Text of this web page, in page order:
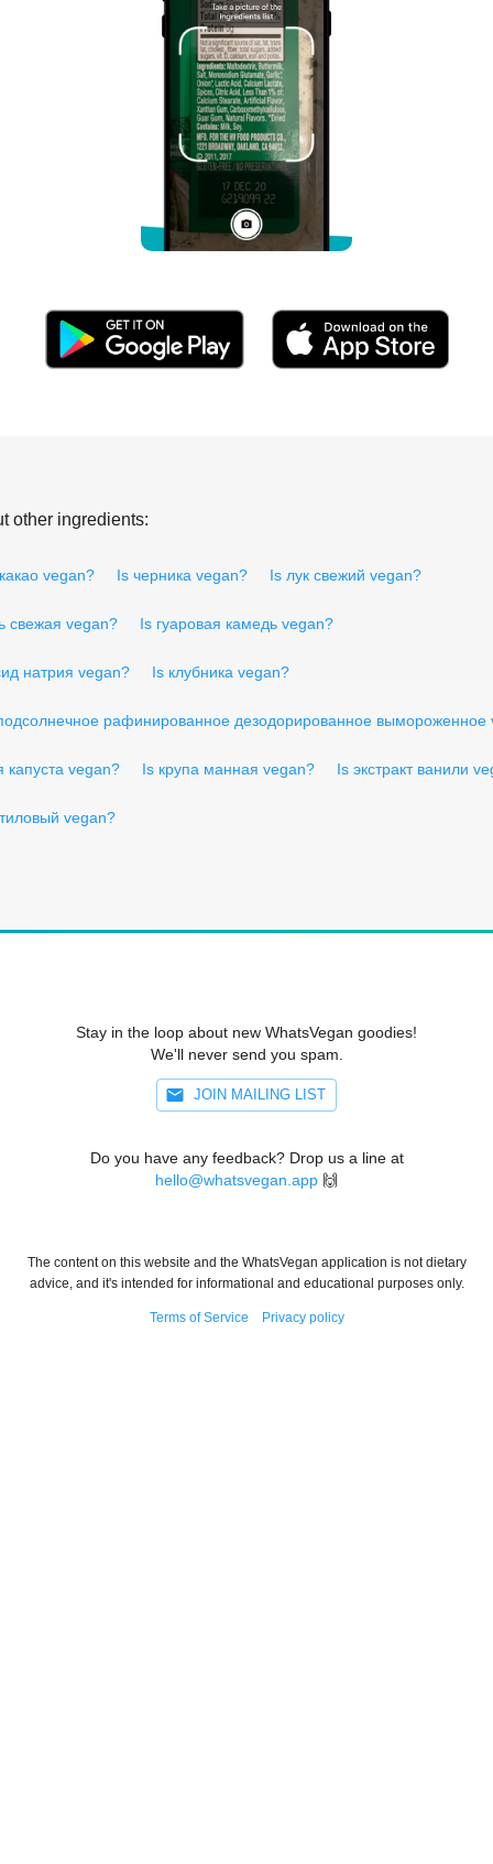
other ingredients:
vegan? Is черника vegan? Is лук свежий vegan?
свежая vegan? Is гуаровая камедь vegan?
натрия vegan? Is клубника vegan?
рафинированное дезодорированное вымороженное
капуста vegan? Is крупа манная vegan? Is экстракт ванили
vegan?
Stay in the loop about new WhatsVegan goodies!
We'll never send you spam.
JOIN MAILING LIST
Do you have any feedback? Drop us a line at
hello@whatsvegan.app 🙌
The content on this website and the WhatsVegan application is not dietary
advice, and it's intended for informational and educational purposes only.
Terms of Service Privacy policy